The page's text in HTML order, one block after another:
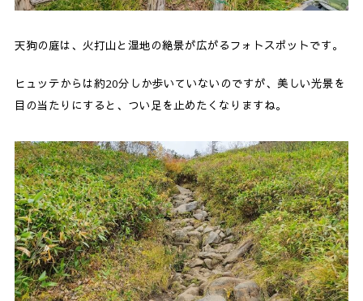
天狗の庭は、火打山と湿地の絶景が広がるフォトスポットです。
ヒュッテからは約20分しか歩いていないのですが、美しい光景を
目の当たりにすると、つい足を止めたくなりますね。